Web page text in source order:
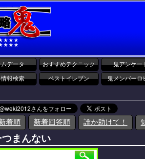
データ おすすめテクニック 鬼アンケー
報検索 ベストイレブン 鬼メンバーロ
着順 新着回答順 誰か助けて！
つまんない